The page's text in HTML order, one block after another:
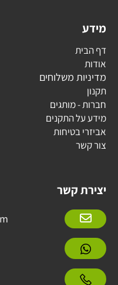
מידע
דף הבית
אודות
מדיניות משלוחים
תקנון
חברות - מותגים
מידע על התקנים
אביזרי בטיחות
צור קשר
יצירת קשר